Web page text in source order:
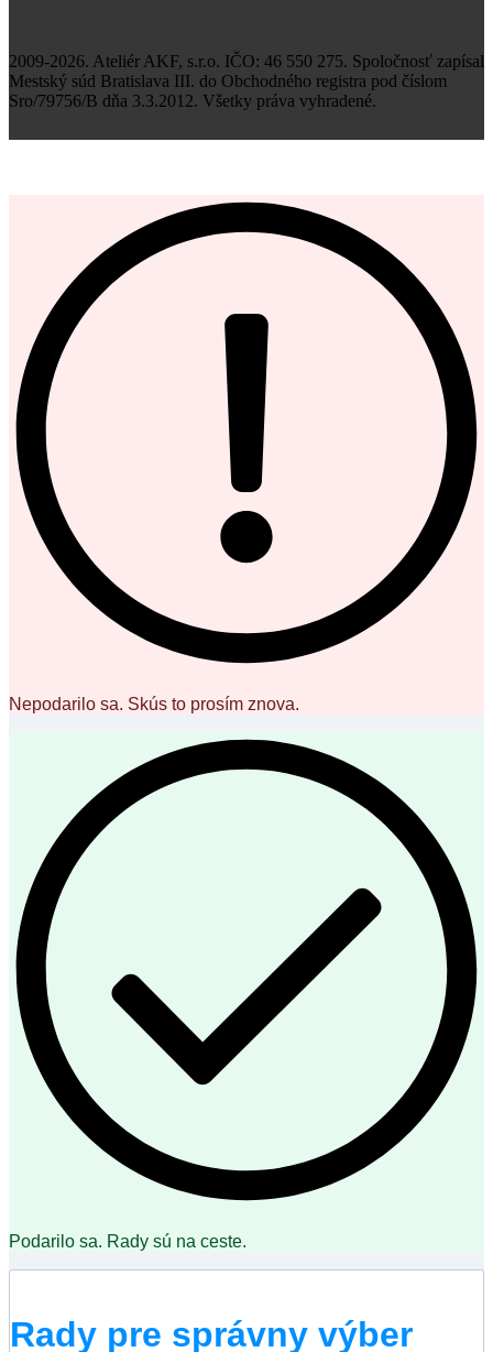
2009-2026. Ateliér AKF, s.r.o. IČO: 46 550 275. Spoločnosť zapísal
Mestský súd Bratislava III. do Obchodného registra pod číslom
Sro/79756/B dňa 3.3.2012. Všetky práva vyhradené.
Nepodarilo sa. Skús to prosím znova.
Podarilo sa. Rady sú na ceste.
Rady pre správny výber